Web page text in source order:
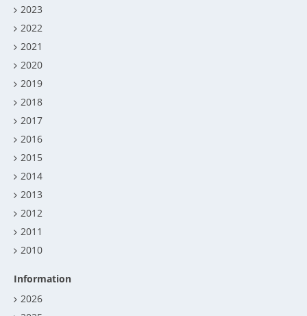
2023
2022
2021
2020
2019
2018
2017
2016
2015
2014
2013
2012
2011
2010
Information
2026